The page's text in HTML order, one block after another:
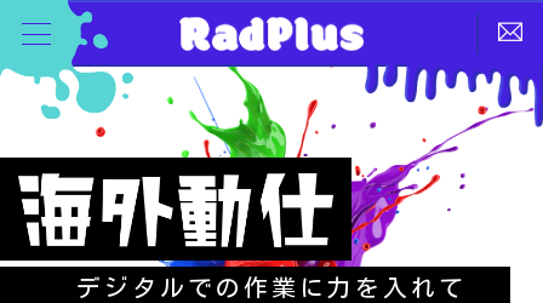
デジタルでの作業に力を入れて